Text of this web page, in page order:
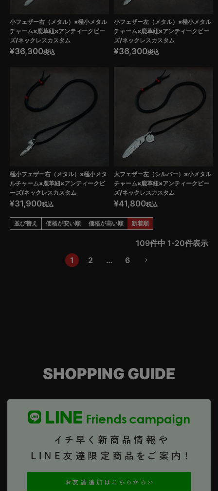
小フェザー右（メタル）×極小メタル
チャーム×鹿革紐×アンティークビー
ズ/ネックレスカスタム
¥36,300税込
小フェザー左（メタル）×極小メタル
チャーム×鹿革紐×アンティークビー
ズ/ネックレスカスタム
¥36,300税込
極小フェザー右（メタル）×極小メタ
ルチャーム×鹿革紐×アンティークビ
ーズ/ネックレスカスタム
¥31,900税込
大フェザー左（シルバー）×小メタル
チャーム×鹿革紐×アンティークビー
ズ/ネックレスカスタム
¥41,800税込
並び替え 価格が安い順 価格が高い順 新着順
109件中 1-20件表示
1
2 … 6
SHOPPING GUIDE